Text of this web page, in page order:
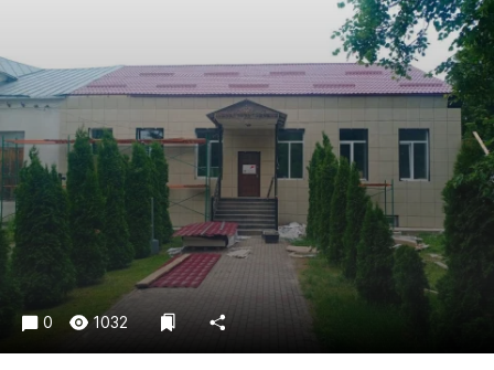
Недвижимость и ЖКХ
Общество
Погода
Праздники
Происшествия
Спорт
Экономика и бизнес
ПРОЕКТЫ
0 1032